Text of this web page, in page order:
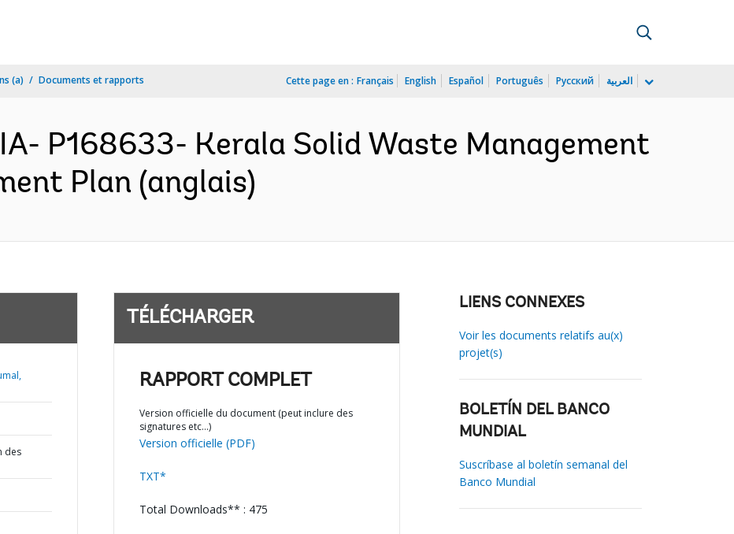
(a) Documents et rapports Cette page en : Français English Español Português Русский العربية
P168633- Kerala Solid Waste Management
Plan (anglais)
des
TÉLÉCHARGER
RAPPORT COMPLET
Version officielle du document (peut inclure des
signatures etc…)
Version officielle (PDF)
TXT*
Total Downloads** : 475
LIENS CONNEXES
Voir les documents relatifs au(x)
projet(s)
BOLETÍN DEL BANCO
MUNDIAL
Suscríbase al boletín semanal del
Banco Mundial